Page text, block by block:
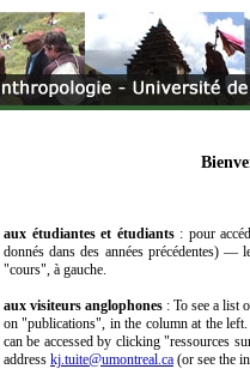
aux étudiantes et étudiants: pour
donnés dans des années précédentes)
"cours", à gauche.
aux visiteurs anglophones : To see a list
on "publications", in the column at the
can be accessed by clicking "ressources
address kj.tuite@umontreal.ca (or see the